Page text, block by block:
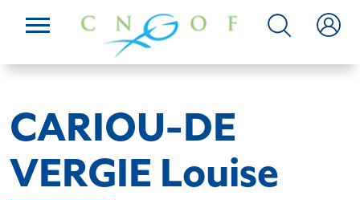
CARIOU-DE
VERGIE Louise